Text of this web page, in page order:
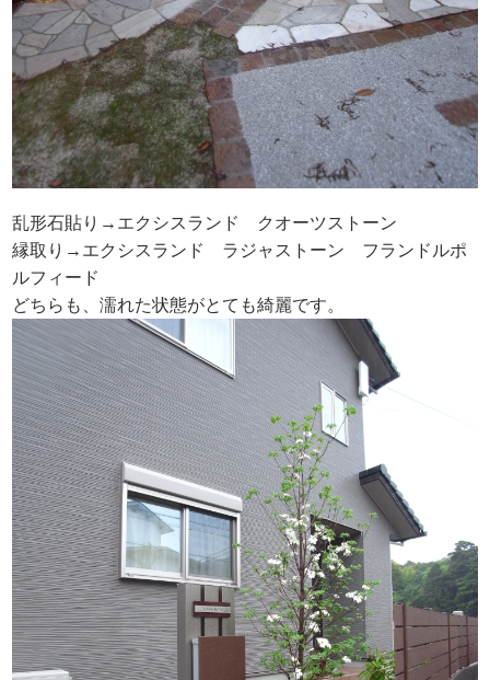
乱形石貼り→エクシスランド クオーツストーン
縁取り→エクシスランド ラジャストーン フランドルポ
ルフィード
どちらも、濡れた状態がとても綺麗です。